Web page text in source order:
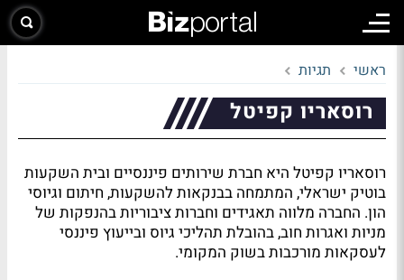
ראשי תגיות
רוסאריו קפיטל
רוסאריו קפיטל היא חברת שירותים פיננסיים ובית השקעות
בוטיק ישראלי, המתמחה בבנקאות להשקעות, חיתום וגיוסי
הון. החברה מלווה תאגידים וחברות ציבוריות בהנפקות של
מניות ואגרות חוב, בהובלת תהליכי גיוס ובייעוץ פיננסי
לעסקאות מורכבות בשוק המקומי.